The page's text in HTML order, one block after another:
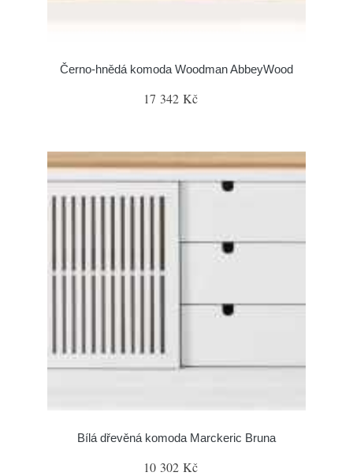
Černo-hnědá komoda Woodman AbbeyWood
17 342 Kč
Bílá dřevěná komoda Marckeric Bruna
10 302 Kč